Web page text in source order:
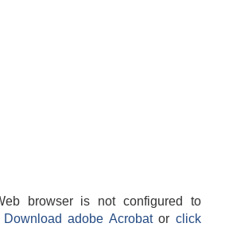
browser is not configured to
Download adobe Acrobatorclick